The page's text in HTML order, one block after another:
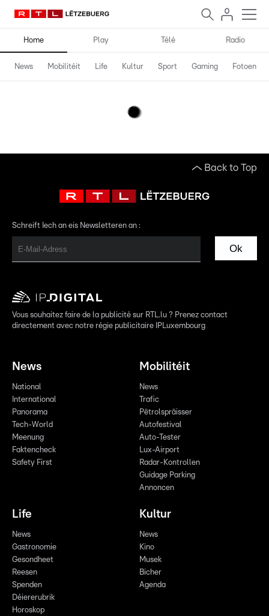
Home Play Télé Radio
News Mobilitéit Life Kultur Sport Gaming Fotoen
Back to Top
Schreift Iech an eis Newsletteren an :
Ok
Vous souhaitez faire de la publicité sur RTL.lu ? Prenez contact
directement avec notre régie publicitaire IPLuxembourg
News
National
International
Panorama
Tech-World
Meenung
Faktencheck
Safety First
Mobilitéit
News
Trafic
Pëtrolspräisser
Autofestival
Auto-Tester
Lux-Airport
Radar-Kontrollen
Guidage Parking
Annoncen
Life
News
Gastronomie
Gesondheet
Reesen
Spenden
Déiererubrik
Horoskop
Kultur
News
Kino
Musek
Bicher
Agenda